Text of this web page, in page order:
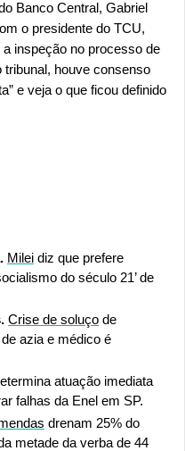
Banco Central, Gabriel
o presidente do TCU,
inspeção no processo de
tribunal, houve consenso
Milei diz que prefere
do século 21’ de
Crise de soluço de
azia e médico é
atuação imediata
falhas da Enel em SP.
drenam 25% do
metade da verba de 44